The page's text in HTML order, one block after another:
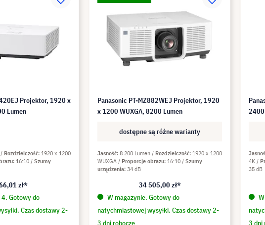
Projektor, 1920 x
Lumen
Rozdzielczość 1920 x 1200
16:10
Szumy
zł*
Gotowy do
Czas dostawy 2-
Panasonic PT-MZ882WEJ Projektor, 1920
x 1200 WUXGA, 8200 Lumen
dostępne są różne warianty
Jasność 8 200 Lumen Rozdzielczość 1920 x 1200
WUXGA
Proporcje obrazu 16:10
Szumy
urządzenia 34 dB
34 505,00 zł*
W magazynie. Gotowy do
natychmiastowej wysyłki. Czas dostawy 2-
3 dni robocze
4K
35 dB
3 dni